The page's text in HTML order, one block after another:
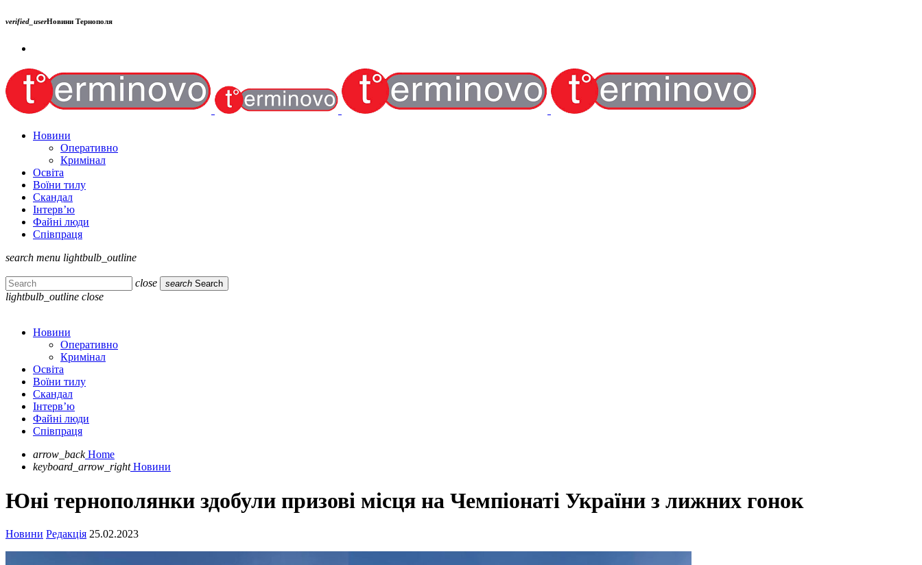
verified_userНовини Тернополя
Новини
Оперативно
Кримінал
Освіта
Воїни тилу
Скандал
Інтерв’ю
Файні люди
Співпраця
search menu lightbulb_outline
close search Search
lightbulb_outline close
Новини
Оперативно
Кримінал
Освіта
Воїни тилу
Скандал
Інтерв’ю
Файні люди
Співпраця
arrow_back Home
keyboard_arrow_right Новини
Юні тернополянки здобули призові місця на Чемпіонаті України з лижних гонок
Новини Редакція 25.02.2023